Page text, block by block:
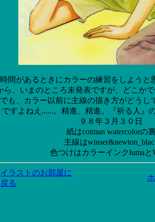
時間があるときにカラーの練習をしようと
ら、いまのところ未発表ですが、どこか
でも、カラー以前に主線の描き方がどうし
ですよねえ......。精進、精進。『祈る人』
９８年３月３０日
紙はcotman watercolorの
主線は
色つけはカラーインクlumaと
イラストのお部屋に
戻る